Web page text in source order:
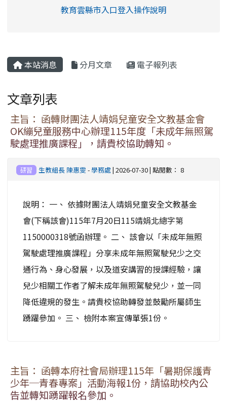
link to https://eliteracy.edu.tw/Shorts/
教育雲縣市入口登入操作說明
本站消息 分月文章 電子報列表
文章列表
主旨： 函轉財團法人靖娟兒童安全文教基金會
OK繃兒童服務中心辦理115年度「未成年無照駕
駛處理推廣課程」，請貴校協助轉知。
研習 生教組長 陳惠雯 -學務處 | 2026-07-30 | 點閱數： 8
說明： 一、 依據財團法人靖娟兒童安全文教基金
會(下稱該會)115年7月20日115靖娟北總字第
1150000318號函辦理。 二、 該會以「未成年無照
駕駛處理推廣課程」分享未成年無照駕駛兒少之交
通行為、身心發展，以及道安講習的授課經驗，讓
兒少相關工作者了解未成年無照駕駛兒少，並一同
降低違規的發生。請貴校協助轉發並鼓勵所屬師生
踴躍參加。 三、 檢附本案宣傳單張1份。
主旨： 函轉本府社會局辦理115年「暑期保護青
少年─青春專案」活動海報1份，請協助校內公
告並轉知踴躍報名參加。